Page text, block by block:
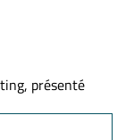
présenté